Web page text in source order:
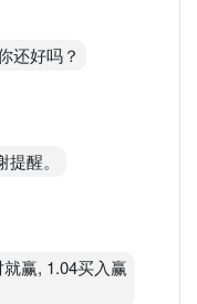
还好吗？
醒。
赢, 1.04买入赢